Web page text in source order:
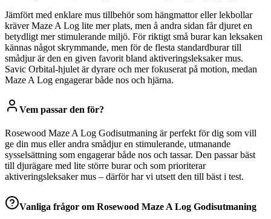
Jämfört med enklare mus tillbehör som hängmattor eller lekbollar
kräver Maze A Log lite mer plats, men å andra sidan får djuret en
betydligt mer stimulerande miljö. För riktigt små burar kan leksaken
kännas något skrymmande, men för de flesta standardburar till
smådjur är den en given favorit bland aktiveringsleksaker mus.
Savic Orbital-hjulet är dyrare och mer fokuserat på motion, medan
Maze A Log engagerar både nos och hjärna.
Vem passar den för?
Rosewood Maze A Log Godisutmaning är perfekt för dig som vill
ge din mus eller andra smådjur en stimulerande, utmanande
sysselsättning som engagerar både nos och tassar. Den passar bäst
till djurägare med lite större burar och som prioriterar
aktiveringsleksaker mus – därför har vi utsett den till bäst i test.
Vanliga frågor om Rosewood Maze A Log Godisutmaning